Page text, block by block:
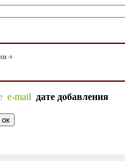
e-mail дате добавления